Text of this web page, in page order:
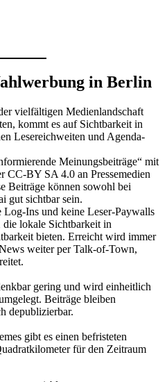
in Berlin
vielfältigen Medienlandschaft
kommt es auf Sichtbarkeit in
Lesereichweiten und Agenda-
Meinungsbeiträge“ mit
CC-BY SA 4.0 an Pressemedien
Beiträge können sowohl bei
gut sichtbar sein.
Ins und keine Leser-Paywalls
die lokale Sichtbarkeit in
bieten. Erreicht wird immer
weiter per Talk-of-Town,
gering und wird einheitlich
Beiträge bleiben
depublizierbar.
gibt es einen befristeten
für den Zeitraum